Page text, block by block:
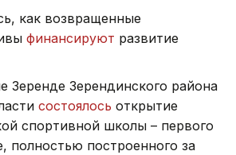
как возвращенные
финансируют развитие
Зеренде Зерендинского района
состоялось открытие
спортивной школы – первого
полностью построенного за